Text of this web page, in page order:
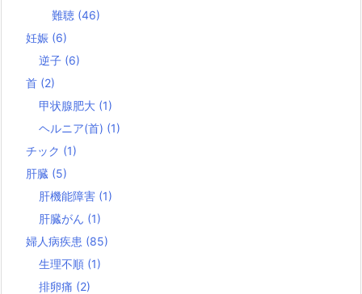
難聴 (46)
妊娠 (6)
逆子 (6)
首 (2)
甲状腺肥大 (1)
ヘルニア(首) (1)
チック (1)
肝臓 (5)
肝機能障害 (1)
肝臓がん (1)
婦人病疾患 (85)
生理不順 (1)
排卵痛 (2)